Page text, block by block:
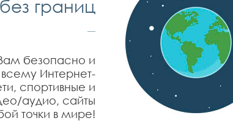
границ
безопасно и
Интернет-
спортивные и
аудио, сайты
точки в мире!